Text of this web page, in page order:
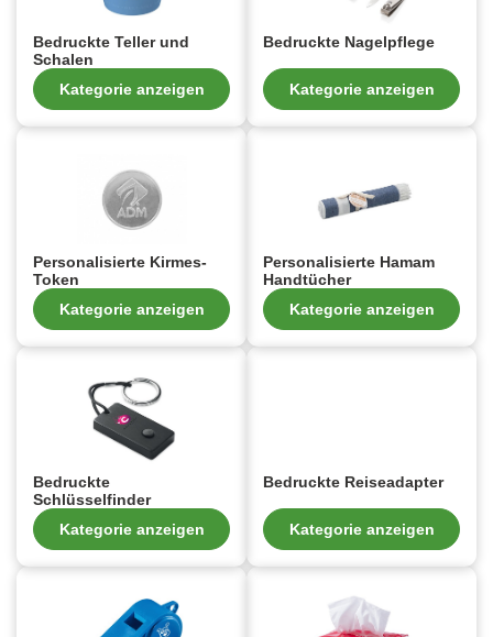
Bedruckte Teller und
Schalen
Kategorie anzeigen
Bedruckte Nagelpflege
Kategorie anzeigen
Personalisierte Kirmes-
Token
Kategorie anzeigen
Personalisierte Hamam
Handtücher
Kategorie anzeigen
Bedruckte
Schlüsselfinder
Kategorie anzeigen
Bedruckte Reiseadapter
Kategorie anzeigen